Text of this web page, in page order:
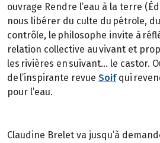
ouvrage Rendre l’eau à la terre
nous libérer du culte du pétrole,
contrôle, le philosophe invite à
relation collective au vivant et
les rivières en suivant… le castor.
de l’inspirante revue Soifqui
pour l’eau.
Claudine Brelet va jusqu’à